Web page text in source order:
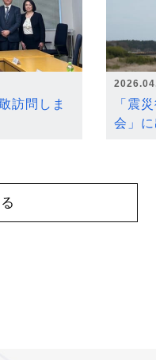
訪問しま
「震
会」